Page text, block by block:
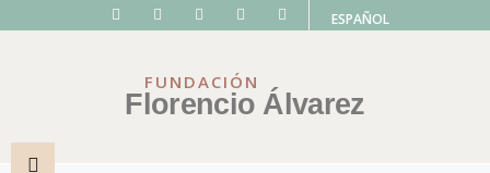
ESPAÑOL
FUNDACIÓN
Florencio Álvarez